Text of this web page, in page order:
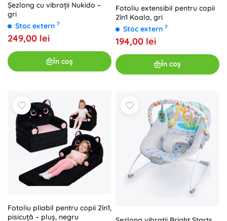
Șezlong cu vibrații Nukido –
gri
Stoc extern ?
249,00 lei
În coș
Fotoliu extensibil pentru copii
2în1 Koala, gri
Stoc extern ?
194,00 lei
În coș
Fotoliu pliabil pentru copii 2în1,
pisicuță – pluș, negru